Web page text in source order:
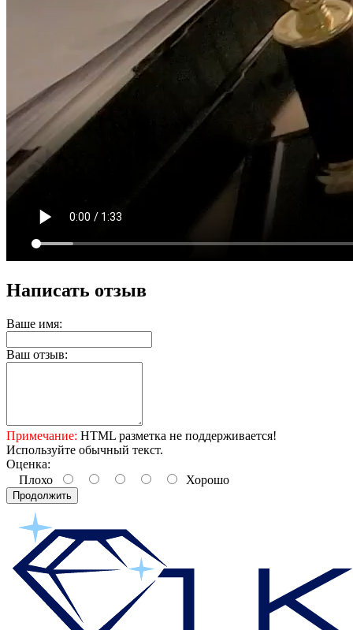
Написать отзыв
Ваше имя:
Ваш отзыв:
Примечание: HTML разметка не поддерживается!
Используйте обычный текст.
Оценка:
Плохо
Хорошо
Продолжить